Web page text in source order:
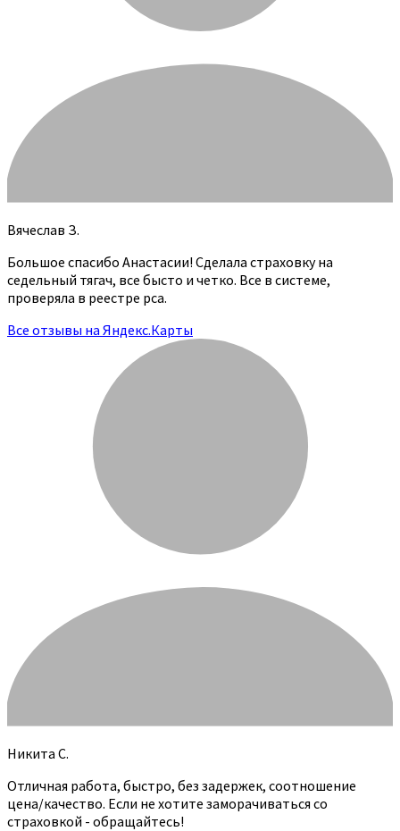
Вячеслав З.
Большое спасибо Анастасии! Сделала страховку на
седельный тягач, все бысто и четко. Все в системе,
проверяла в реестре рса.
Все отзывы на Яндекс.Карты
Никита С.
Отличная работа, быстро, без задержек, соотношение
цена/качество. Если не хотите заморачиваться со
страховкой - обращайтесь!